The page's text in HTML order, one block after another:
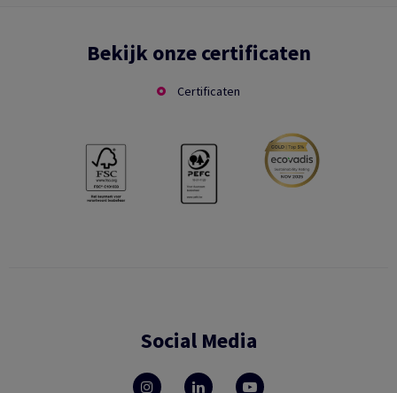
Bekijk onze certificaten
Certificaten
Social Media